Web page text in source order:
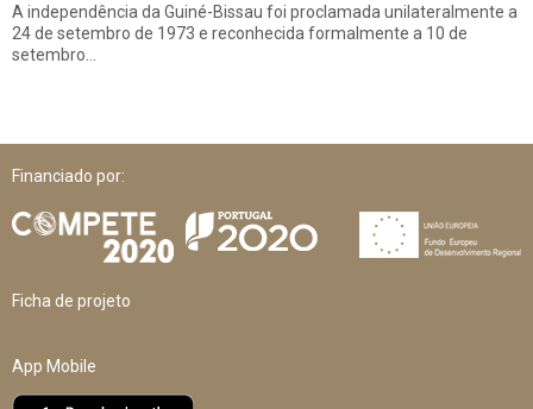
A independência da Guiné-Bissau foi proclamada unilateralmente a
24 de setembro de 1973 e reconhecida formalmente a 10 de
setembro…
Financiado por:
Ficha de projeto
App Mobile